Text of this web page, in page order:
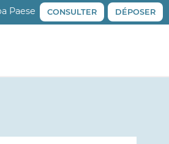
Paese CONSULTER DÉPOSER